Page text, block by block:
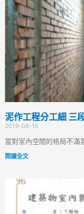
泥作工程分工細 三
2019-08-16
當對室內空間的格局不滿
閱讀全文